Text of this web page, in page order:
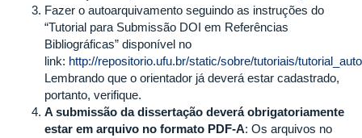
Fazer o autoarquivamento seguindo as instruções do
“Tutorial para Submissão DOI em Referências
Bibliográficas” disponível no
link: http://repositorio.ufu.br/static/sobre/tutoriais/
Lembrando que o orientador já deverá estar cadastrado,
portanto, verifique.
A submissão da dissertação deverá obrigatoriamente
estar em arquivo no formato PDF-A: Os arquivos no